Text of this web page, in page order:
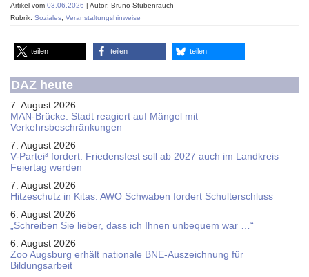
Artikel vom 03.06.2026 | Autor: Bruno Stubenrauch
Rubrik: Soziales Veranstaltungshinweise
teilen teilen teilen
DAZ heute
7. August 2026
MAN-Brücke: Stadt reagiert auf Mängel mit
Verkehrsbeschränkungen
7. August 2026
V-Partei­³ fordert: Friedens­fest soll ab 2027 auch im Land­kreis
Feier­tag werden
7. August 2026
Hitzeschutz in Kitas: AWO Schwaben fordert Schulterschluss
6. August 2026
„Schreiben Sie lieber, dass ich Ihnen unbequem war …“
6. August 2026
Zoo Augsburg erhält nationale BNE-Auszeichnung für
Bildungsarbeit